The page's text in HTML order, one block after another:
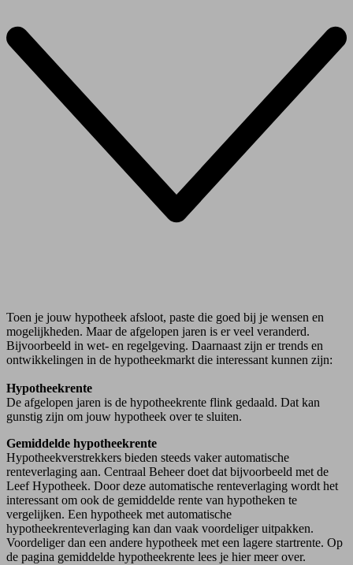
Toen je jouw hypotheek afsloot, paste die goed bij je wensen en
mogelijkheden. Maar de afgelopen jaren is er veel veranderd.
Bijvoorbeeld in wet- en regelgeving. Daarnaast zijn er trends en
ontwikkelingen in de hypotheekmarkt die interessant kunnen zijn:
Hypotheekrente
De afgelopen jaren is de hypotheekrente flink gedaald. Dat kan
gunstig zijn om jouw hypotheek over te sluiten.
Gemiddelde hypotheekrente
Hypotheekverstrekkers bieden steeds vaker automatische
renteverlaging aan. Centraal Beheer doet dat bijvoorbeeld met de
Leef Hypotheek. Door deze automatische renteverlaging wordt het
interessant om ook de gemiddelde rente van hypotheken te
vergelijken. Een hypotheek met automatische
hypotheekrenteverlaging kan dan vaak voordeliger uitpakken.
Voordeliger dan een andere hypotheek met een lagere startrente. Op
de pagina gemiddelde hypotheekrente lees je hier meer over.